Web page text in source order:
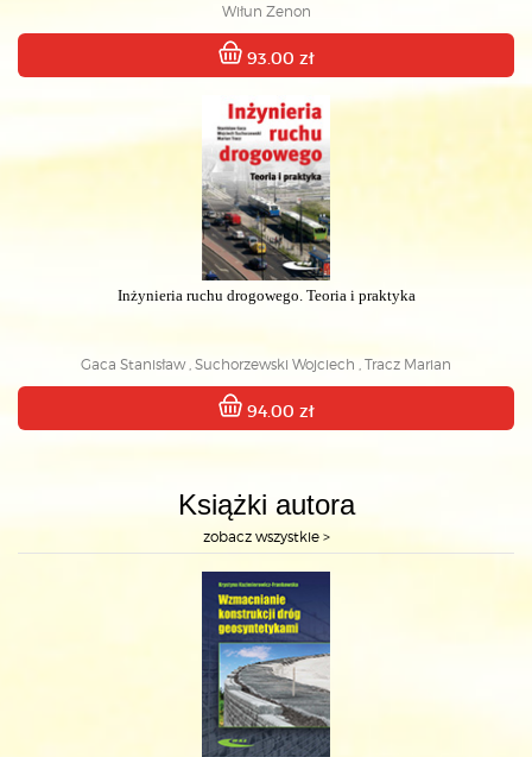
Wiłun Zenon
93.00 zł
Inżynieria ruchu drogowego. Teoria i praktyka
Gaca Stanisław , Suchorzewski Wojciech , Tracz Marian
94.00 zł
Książki autora
zobacz wszystkie >